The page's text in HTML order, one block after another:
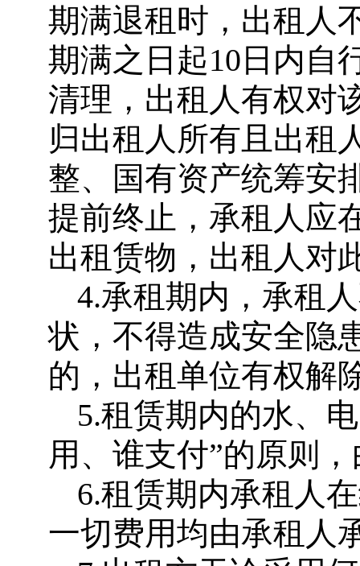
期满退租时，出租人
期满之日起10日内自
清理，出租人有权对
归出租人所有且出租
整、国有资产统筹安
提前终止，承租人应
出租赁物，出租人对
4.承租期内，承租
状，不得造成安全隐
的，出租单位有权解
5.租赁期内的水、
用、谁支付”的原则
6.租赁期内承租人
一切费用均由承租人